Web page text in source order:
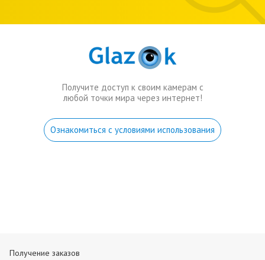
Получите доступ к своим камерам с
любой точки мира через интернет!
Ознакомиться с условиями использования
Получение заказов